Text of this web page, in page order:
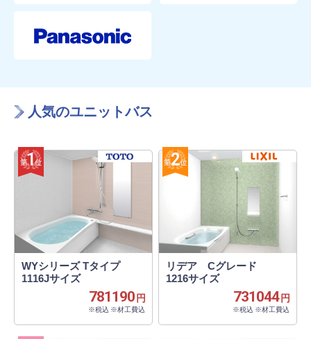
人気のユニットバス
WYシリーズ Tタイプ
1116Jサイズ
781190 円
※税込 ※材工費込
リデア Cグレード
1216サイズ
731044 円
※税込 ※材工費込